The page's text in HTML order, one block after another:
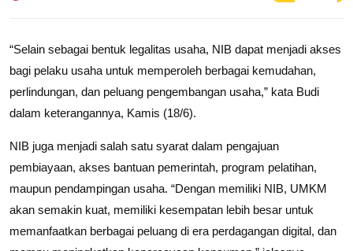
“Selain sebagai bentuk legalitas usaha, NIB dapat menjadi akses
bagi pelaku usaha untuk memperoleh berbagai kemudahan,
perlindungan, dan peluang pengembangan usaha,” kata Budi
dalam keterangannya, Kamis (18/6).
NIB juga menjadi salah satu syarat dalam pengajuan
pembiayaan, akses bantuan pemerintah, program pelatihan,
maupun pendampingan usaha. “Dengan memiliki NIB, UMKM
akan semakin kuat, memiliki kesempatan lebih besar untuk
memanfaatkan berbagai peluang di era perdagangan digital, dan